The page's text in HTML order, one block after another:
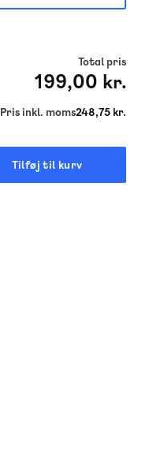
Total pris
199,00 kr.
Pris inkl. moms248,75 kr.
Tilføj til kurv